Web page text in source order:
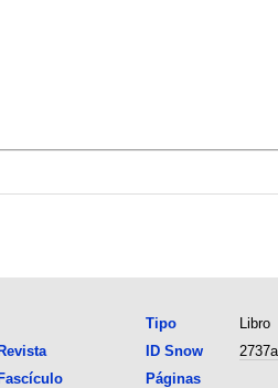
Tipo
Libro
Revista ID Snow
2737a
Fascículo
Páginas